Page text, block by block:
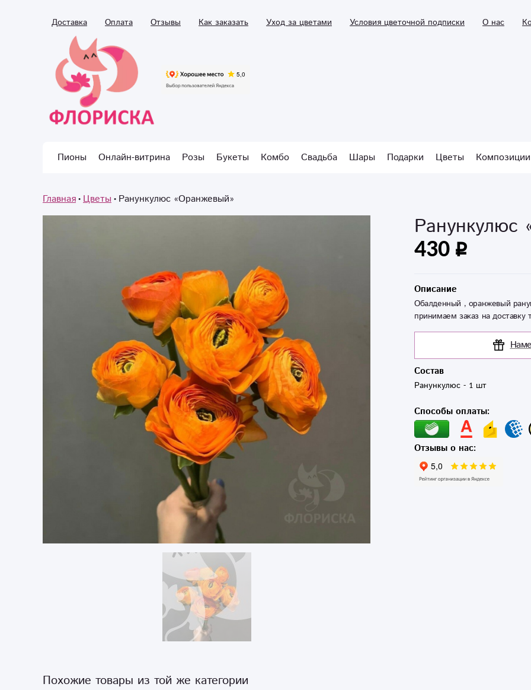
Доставка Оплата Отзывы Как заказать Уход за цветами Условия цветочной подписки О нас
Пионы Онлайн-витрина Розы Букеты Комбо Свадьба Шары Подарки Цветы Композиции
Главная Цветы Ранункулюс «Оранжевый»
Ранункулюс
430
Описание
Обалденный , оранжевый
принимаем заказ на доставку
Состав
Способы оплаты:
Отзывы о нас:
Похожие товары из той же категории